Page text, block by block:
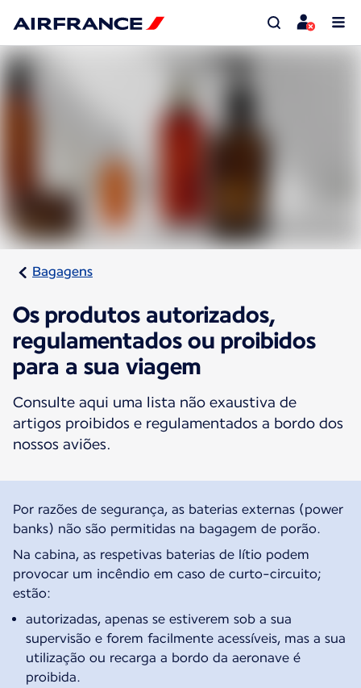
Bagagens
Os produtos autorizados,
regulamentados ou proibidos
para a sua viagem
Consulte aqui uma lista não exaustiva de
artigos proibidos e regulamentados a bordo dos
nossos aviões.
Por razões de segurança, as baterias externas (power
banks) não são permitidas na bagagem de porão.
Na cabina, as respetivas baterias de lítio podem
provocar um incêndio em caso de curto-circuito;
estão:
autorizadas, apenas se estiverem sob a sua
supervisão e forem facilmente acessíveis, mas a sua
utilização ou recarga a bordo da aeronave é
proibida.